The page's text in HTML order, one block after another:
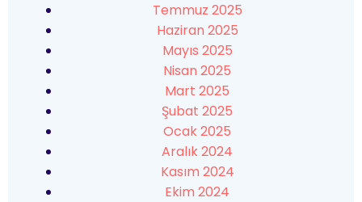
Temmuz 2025
Haziran 2025
Mayıs 2025
Nisan 2025
Mart 2025
Şubat 2025
Ocak 2025
Aralık 2024
Kasım 2024
Ekim 2024